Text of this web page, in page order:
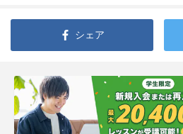
シェア